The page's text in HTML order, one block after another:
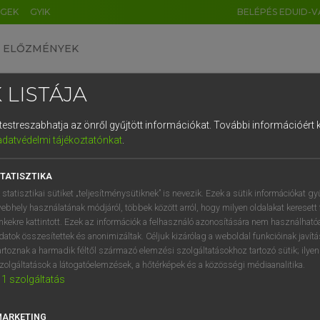
GYIK BELÉPÉS EDUID-
ELŐZMÉNYEK
szótár
VAN ELŐFIZETÉSED?
megtekintéséhez.
LISTÁJA
az önről gyűjtött információkat. További információért
tájékoztatónkat.
statisztikai sütiket „teljesítménysütiknek” is nevezik. Ezek a sütik információkat
használatának módjáról, többek között arról, hogy milyen oldalakat keresett
kattintott. Ezek az információk a felhasználó azonosítására nem
összesítettek és anonimizáltak. Céljuk kizárólag a weboldal funkcióinak
a harmadik féltől származó elemzési szolgáltatásokhoz tartozó sütik;
a látogatóelemzések, a hőtérképek és a közösségi médiaanalitika.
1 szolgáltatás
DE CN FR ES IT NL
1 2 3 4 5 6 7 8 9
q w e r t z u i
a s d f g h j k l é
í y x c v b n m , .